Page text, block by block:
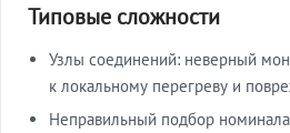
Типовые сложности
Узлы соединений: неверный
к локальному перегреву и
Неправильный подбор